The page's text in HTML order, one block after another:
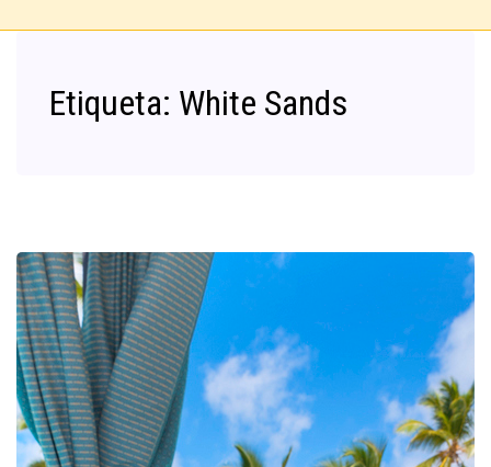
Etiqueta: White Sands